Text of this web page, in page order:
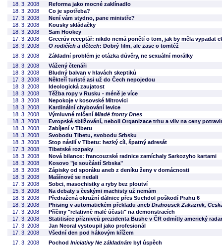
18. 3. 2008
Reforma jako mocné zaklínadlo
18. 3. 2008
Co je spotřeba?
17. 3. 2008
Není vám stydno, pane ministře?
18. 3. 2008
Kousky skládačky
18. 3. 2008
Sam Hookey
17. 3. 2008
Greerův receptář: nikdo nemá ponětí o tom, jak by měla vypadat
18. 3. 2008
O rodičích a dětech: Dobrý film, ale zase o tomtéž
18. 3. 2008
Základní problém je otázka důvěry, ne sexuální morálky
18. 3. 2008
Vážený čtenáři
18. 3. 2008
Bludný balvan v hlavách skeptiků
17. 3. 2008
Někteří turisté asi už do Čech nepojedou
18. 3. 2008
Ideologická zaujatost
18. 3. 2008
Těžba ropy v Rusku - méně je více
18. 3. 2008
Nepokoje v kosovské Mitrovici
18. 3. 2008
Kardinální chybování levice
18. 3. 2008
Výmluvné mlčení Mladé fronty Dnes
18. 3. 2008
Evropské sbližování, neboli Organizace trhu a vliv na ceny
18. 3. 2008
Zabíjení v Tibetu
18. 3. 2008
Svobodu Tibetu, svobodu Srbsku
18. 3. 2008
Stop násilí v Tibetu: hezký cíl, špatný adresát
17. 3. 2008
Tibetské rozpaky
18. 3. 2008
Nová bilance: francouzské radnice zamíchaly Sarkozyho kartami
18. 3. 2008
Kosovo "je součástí Srbska"
18. 3. 2008
Zápisky od sporáku aneb z deníku ženy v domácnosti
18. 3. 2008
Mašínové se nedali
17. 3. 2008
Sobci, masochistky a ryby bez ploutví
15. 3. 2008
Na debaty s českými machisty už nemám
18. 3. 2008
Předražená okružní dálnice přes Suchdol poškodí Prahu 6
18. 3. 2008
Phising v automatickém překladu aneb Drahousek Zakaznik,
17. 3. 2008
Příčiny "relativně malé účasti" na demonstracích
17. 3. 2008
Statitisíce příznivců prezidenta Bushe v ČR odmítly americký radar
17. 3. 2008
Jan Neoral vystoupil jako profesionál
17. 3. 2008
Všední den pod hákovým křížem
17. 3. 2008
Pochod Iniciativy Ne základnám byl úspěch